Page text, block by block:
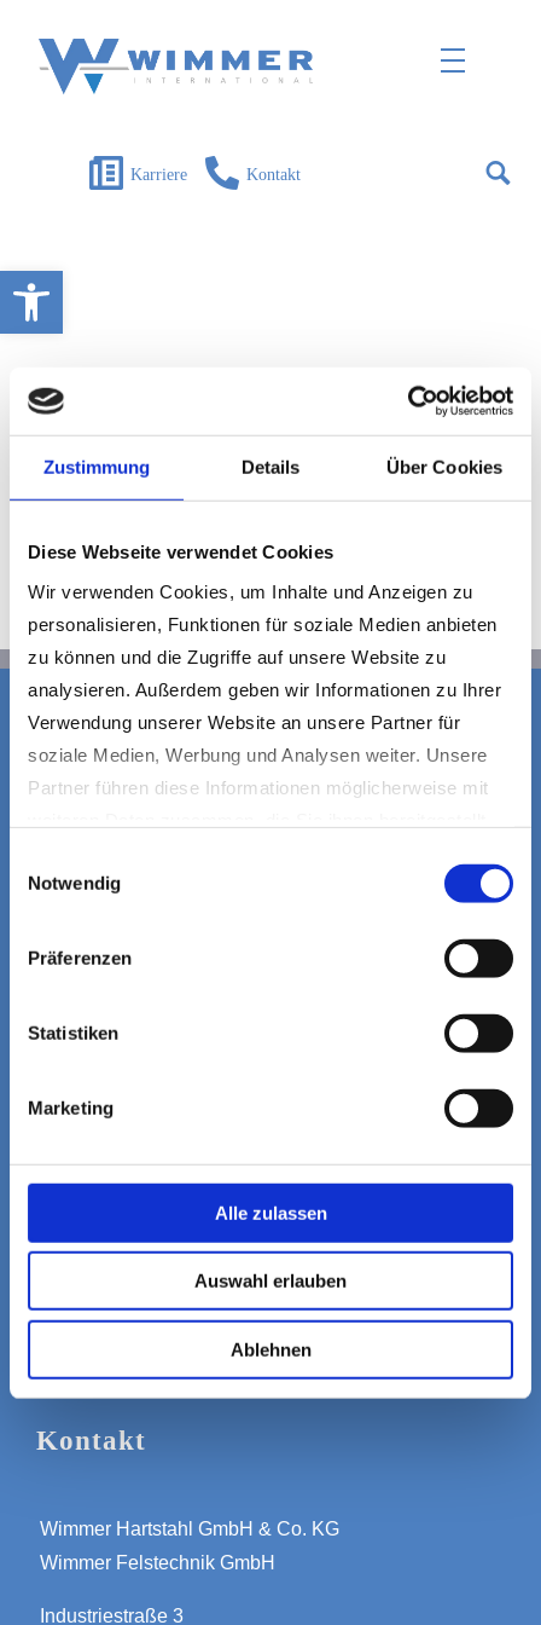
Open toolbar
Zustimmung Details Über Cookies
Diese Webseite verwendet Cookies
Wir verwenden Cookies, um Inhalte und Anzeigen zu
personalisieren, Funktionen für soziale Medien anbieten
zu können und die Zugriffe auf unsere Website zu
analysieren. Außerdem geben wir Informationen zu Ihrer
Verwendung unserer Website an unsere Partner für
soziale Medien, Werbung und Analysen weiter. Unsere
Partner führen diese Informationen möglicherweise mit
gesammelt haben.
Notwendig
Präferenzen
Statistiken
Marketing
Alle zulassen
Auswahl erlauben
Ablehnen
Karriere Kontakt
Links
ALLGEMEINE GESCHÄFTSBEDINGUNGEN
Kontakt
Wimmer Hartstahl GmbH & Co. KG
Wimmer Felstechnik GmbH
Industriestraße 3